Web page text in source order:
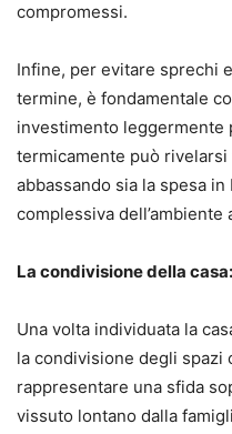
compromessi.
Infine, per evitare sprechi
termine, è fondamentale
investimento leggermente
termicamente può
abbassando sia la spesa
complessiva dell’ambiente
La condivisione della
Una volta individuata la
la condivisione degli spazi
rappresentare una sfida
vissuto lontano dalla